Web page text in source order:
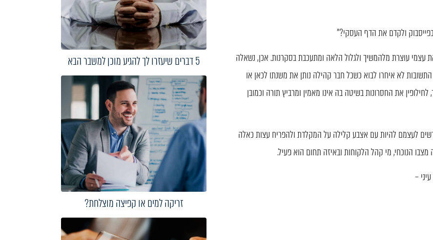
ולקדם את הדף העסקי?"
עצמי עוצרת מלהמשיך ולגלול הלאה ומתעכבת בסקרנות. אכן, נשאלה
לא איחרו לבוא כשכל חבר קהילה נותן את משנתו לכאן או
את החסרונות בשיטה בה אינו מאמין ומרביץ תורה וכמובן
לעצמם להיות עם אצבע קלילה על המקלדת ולהפריח עצות כאלה
הנוכחי, מי קהל הלקוחות ובאיזה תחום הוא פעיל.
–
5 דברים שיעזרו לך להגיע מוכן למשבר הבא
זריקה למים או קפיצה מוצלחת?